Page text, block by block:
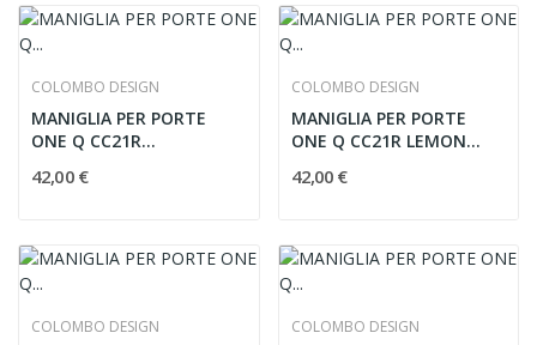
COLOMBO DESIGN
MANIGLIA PER PORTE
ONE Q CC21R
42,00 €
COLOMBO DESIGN
MANIGLIA PER PORTE
ONE Q CC21R LEMON
42,00 €
COLOMBO DESIGN COLOMBO DESIGN